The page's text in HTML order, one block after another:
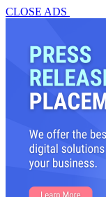
CLOSE ADS